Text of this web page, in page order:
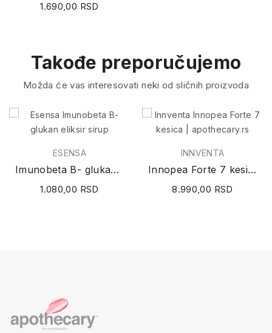
1.690,00 RSD
Takođe preporučujemo
Možda će vas interesovati neki od sličnih proizvoda
ESENSA
Imunobeta B- glukan eliksir sirup
1.080,00 RSD
INNVENTA
Innopea Forte 7 kesica
8.990,00 RSD